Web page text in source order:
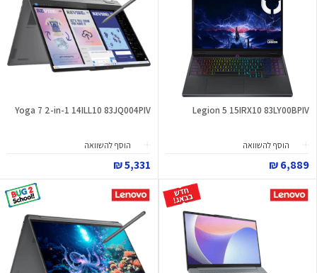
Legion 5 15IRX10 83LY00BPIV
הוסף להשוואה
6,889 ₪
Yoga 7 2-in-1 14ILL10 83JQ004PIV
הוסף להשוואה
5,331 ₪